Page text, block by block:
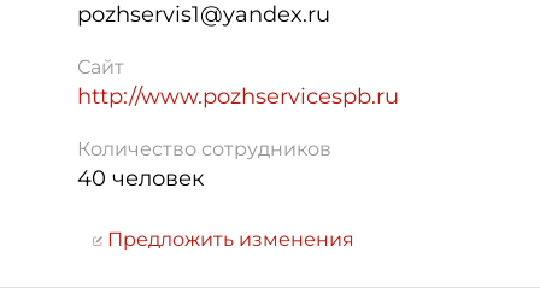
pozhservis1@yandex.ru
Сайт
http://www.pozhservicespb.ru
Количество сотрудников
40 человек
Предложить изменения